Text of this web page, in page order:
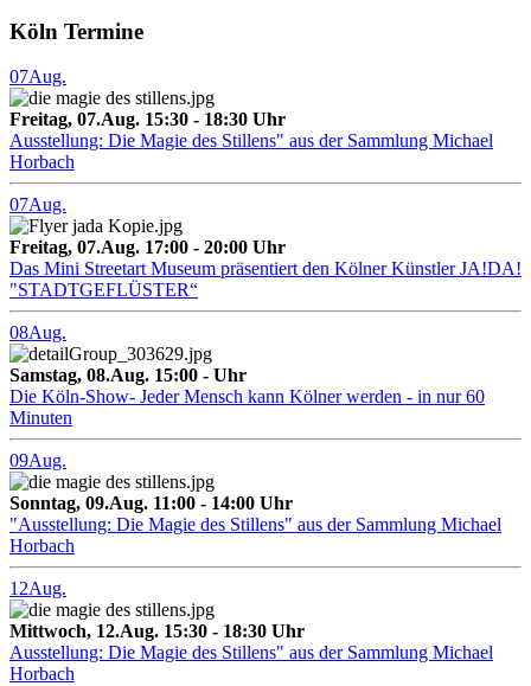
Köln Termine
07Aug.
Freitag, 07.Aug. 15:30 - 18:30 Uhr
Ausstellung: Die Magie des Stillens" aus der Sammlung Michael
Horbach
07Aug.
Freitag, 07.Aug. 17:00 - 20:00 Uhr
Das Mini Streetart Museum präsentiert den Kölner Künstler JA!DA!
"STADTGEFLÜSTER“
08Aug.
Samstag, 08.Aug. 15:00 - Uhr
Die Köln-Show- Jeder Mensch kann Kölner werden - in nur 60
Minuten
09Aug.
Sonntag, 09.Aug. 11:00 - 14:00 Uhr
"Ausstellung: Die Magie des Stillens" aus der Sammlung Michael
Horbach
12Aug.
Mittwoch, 12.Aug. 15:30 - 18:30 Uhr
Ausstellung: Die Magie des Stillens" aus der Sammlung Michael
Horbach